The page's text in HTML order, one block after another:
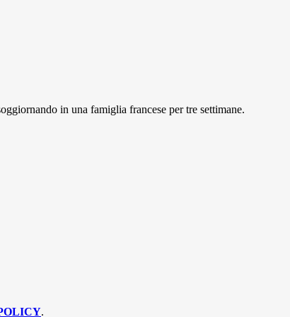
in una famiglia francese per tre settimane.
.